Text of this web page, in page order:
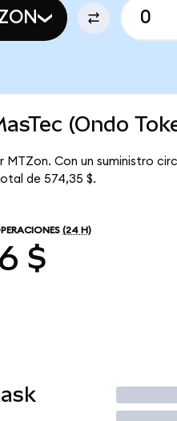
(Ondo
MTZon. Con un suministro
de 574,35 $.
(24 H)
$